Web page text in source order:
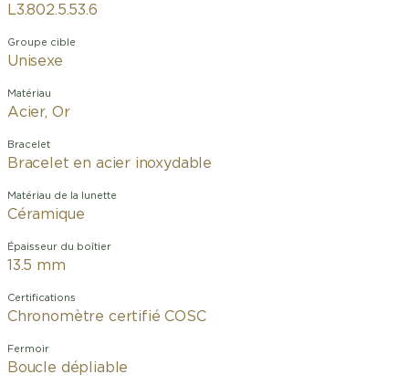
L3.802.5.53.6
Groupe cible
Unisexe
Matériau
Acier, Or
Bracelet
Bracelet en acier inoxydable
Matériau de la lunette
Céramique
Épaisseur du boîtier
13.5 mm
Certifications
Chronomètre certifié COSC
Fermoir
Boucle dépliable